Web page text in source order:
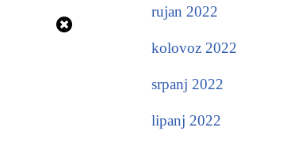
rujan 2022
kolovoz 2022
srpanj 2022
lipanj 2022